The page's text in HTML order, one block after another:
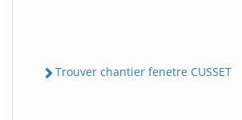
Trouver chantier fenetre CUSSET